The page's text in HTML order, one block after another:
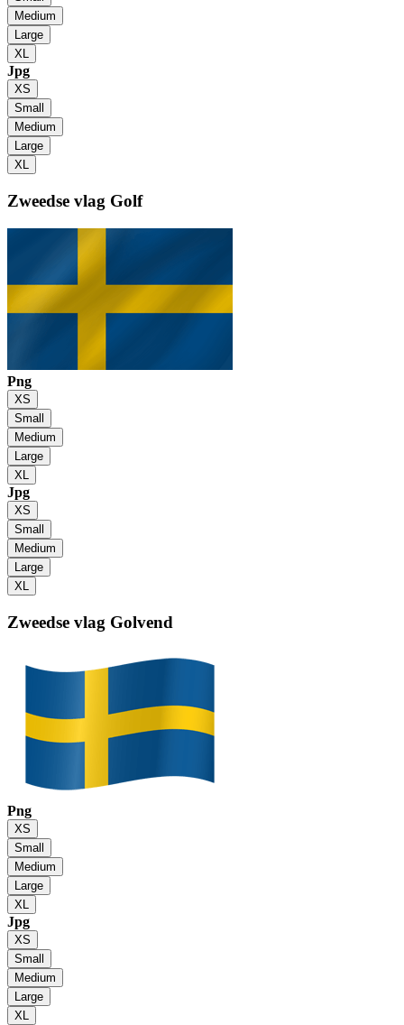
Medium
Large
XL
Jpg
XS
Small
Medium
Large
XL
Zweedse vlag Golf
Png
XS
Small
Medium
Large
XL
Jpg
XS
Small
Medium
Large
XL
Zweedse vlag Golvend
Png
XS
Small
Medium
Large
XL
Jpg
XS
Small
Medium
Large
XL